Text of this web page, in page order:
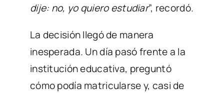
dije: no, yo quiero estudiar”, recordó.
La decisión llegó de manera
inesperada. Un día pasó frente a la
institución educativa, preguntó
cómo podía matricularse y, casi de